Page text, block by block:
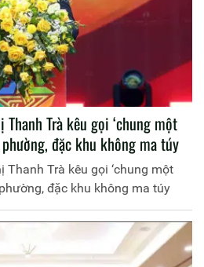
Trà kêu gọi ‘chung một
đặc khu không ma túy
Trà kêu gọi ‘chung một
đặc khu không ma túy